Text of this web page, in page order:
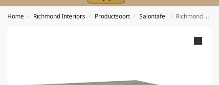
Home / Richmond Interiors / Productsoort / Salontafel / Richmond – Salontafel Oakura brown 90×90